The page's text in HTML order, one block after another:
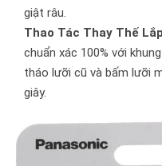
giật râu.
Thao Tác Thay Thế
chuẩn xác 100% với
tháo lưỡi cũ và bấm lưỡi
giây.